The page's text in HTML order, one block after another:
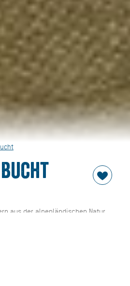
aus der alpenländischen Natur